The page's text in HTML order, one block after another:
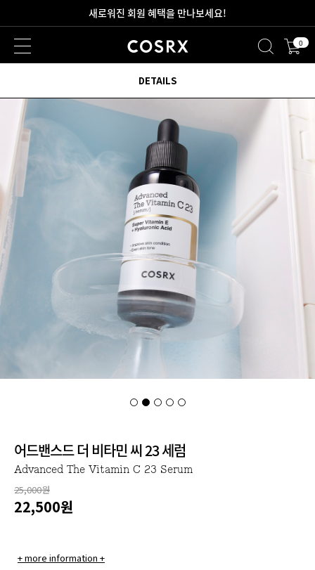
2만원 이상 무료 배송
새로워진 회원 혜택을 만나보세요! 0
어드밴스드 더 비타민 씨 23 세럼
Advanced The Vitamin C 23 Serum
25,000원
22,500원
+ more information +
DETAILS